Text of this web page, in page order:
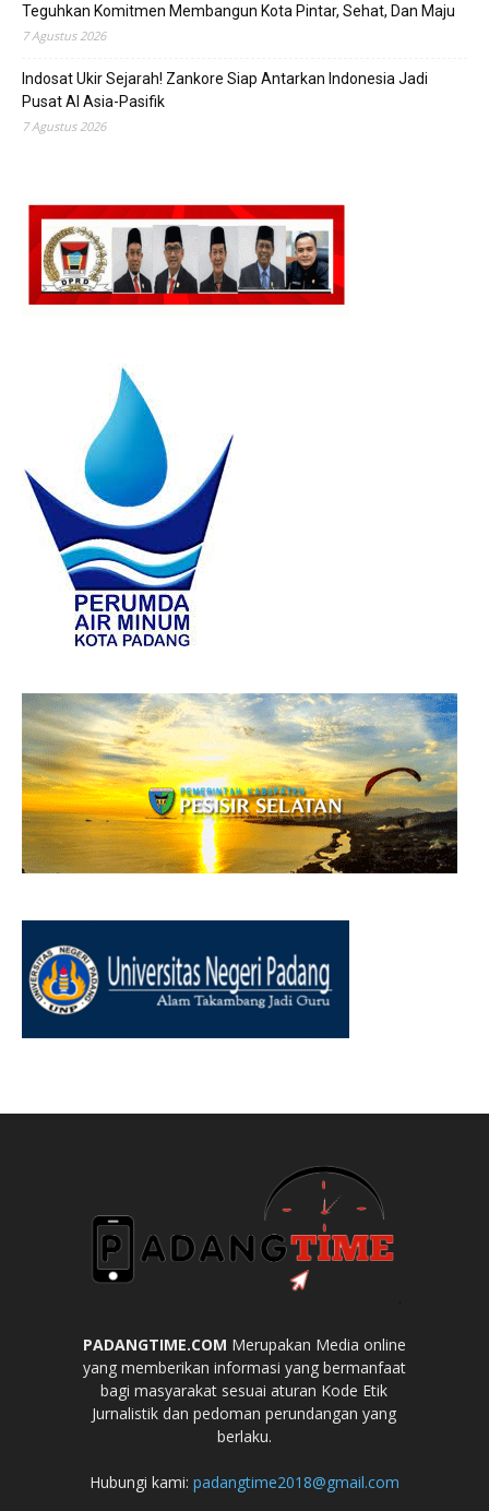
Teguhkan Komitmen Membangun Kota Pintar, Sehat, Dan Maju
7 Agustus 2026
Indosat Ukir Sejarah! Zankore Siap Antarkan Indonesia Jadi
Pusat AI Asia-Pasifik
7 Agustus 2026
PADANGTIME.COM Merupakan Media online
yang memberikan informasi yang bermanfaat
bagi masyarakat sesuai aturan Kode Etik
Jurnalistik dan pedoman perundangan yang
berlaku.
Hubungi kami: padangtime2018@gmail.com